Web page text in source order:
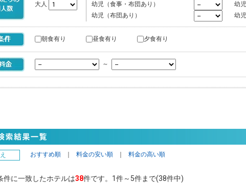
大人
幼児（食事・布団あり）
幼
幼児（布団あり）
幼
朝食有り 昼食有り 夕食有り
～
おすすめ順 料金の安い順 料金の高い順
件に一致したホテルは38件です。1件～5件まで(38件中)